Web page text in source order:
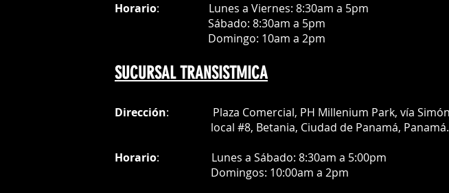
Horario: Lunes a Viernes: 8:30am a 5pm
Sábado: 8:30am a 5pm
Domingo: 10am a 2pm
SUCURSAL TRANSISTMICA
Dirección: Plaza Comercial, PH Millenium Park, vía
local #8, Betania, Ciudad de Panamá, Panamá.
Horario: Lunes a Sábado: 8:30am a 5:00pm
Domingos: 10:00am a 2pm